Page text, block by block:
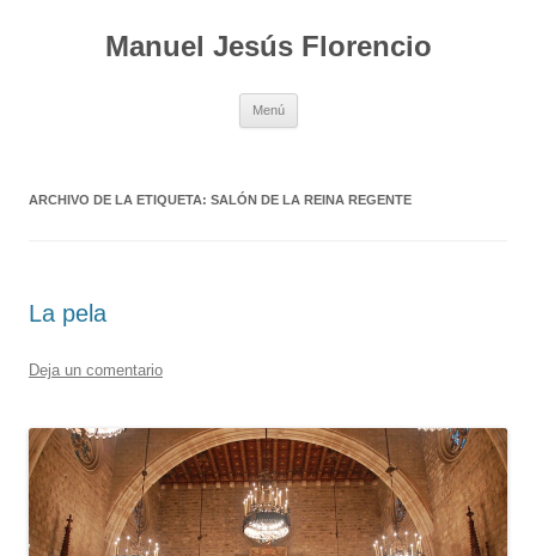
Manuel Jesús Florencio
Menú
ARCHIVO DE LA ETIQUETA: SALÓN DE LA REINA REGENTE
La pela
Deja un comentario